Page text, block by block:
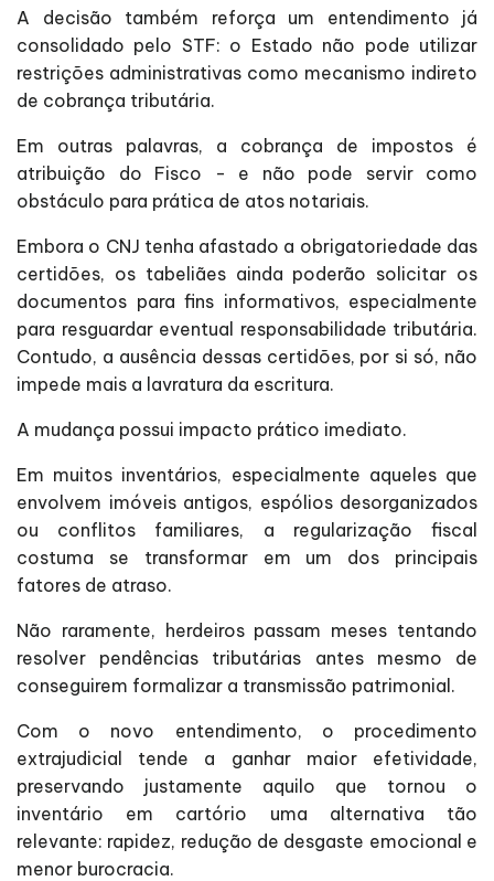
A decisão também reforça um entendimento já
consolidado pelo STF: o Estado não pode utilizar
restrições administrativas como mecanismo indireto
de cobrança tributária.
Em outras palavras, a cobrança de impostos é
atribuição do Fisco - e não pode servir como
obstáculo para prática de atos notariais.
Embora o CNJ tenha afastado a obrigatoriedade das
certidões, os tabeliães ainda poderão solicitar os
documentos para fins informativos, especialmente
para resguardar eventual responsabilidade tributária.
Contudo, a ausência dessas certidões, por si só, não
impede mais a lavratura da escritura.
A mudança possui impacto prático imediato.
Em muitos inventários, especialmente aqueles que
envolvem imóveis antigos, espólios desorganizados
ou conflitos familiares, a regularização fiscal
costuma se transformar em um dos principais
fatores de atraso.
Não raramente, herdeiros passam meses tentando
resolver pendências tributárias antes mesmo de
conseguirem formalizar a transmissão patrimonial.
Com o novo entendimento, o procedimento
extrajudicial tende a ganhar maior efetividade,
preservando justamente aquilo que tornou o
inventário em cartório uma alternativa tão
relevante: rapidez, redução de desgaste emocional e
menor burocracia.